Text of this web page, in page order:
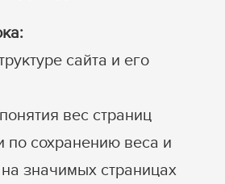
сайта и его
вес страниц
по сохранению веса и
значимых страницах